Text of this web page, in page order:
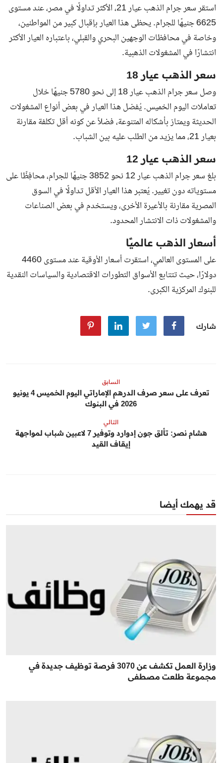
استقر سعر جرام الذهب عيار 21، الأكثر تداولًا في مصر، عند مستوى
6625 جنيهًا للجرام. يحظى هذا العيار بإقبال كبير من المواطنين،
وخاصة في محافظات الوجهين البحري والقبلي، باعتباره العيار الأكثر
انتشارًا في المشغولات الذهبية.
سعر الذهب عيار 18
وصل سعر جرام الذهب عيار 18 إلى نحو 5780 جنيهًا خلال
تعاملات اليوم الخميس. يُفضل هذا العيار في بعض أنواع المشغولات
الحديثة ويمتاز بأشكاله المتنوعة، فضلاً عن كونه أقل تكلفة مقارنة
بعيار 21، مما يزيد من الطلب عليه بين الشباب.
سعر الذهب عيار 12
بلغ سعر جرام الذهب عيار 12 نحو 3852 جنيهًا للجرام، محافِظًا على
مستوياته دون تغيير. يُعتبر هذا العيار الأقل تداولًا في السوق
المصرية مقارنة بالأعيرة الأخرى، ويستخدم في بعض الصناعات
والمشغولات ذات الانتشار المحدود.
أسعار الذهب عالميًا
على المستوى العالمي، استقرت أسعار الأوقية عند مستوى 4460
دولارًا، حيث تتتابع الأسواق التطورات الاقتصادية والسياسات النقدية
للبنوك المركزية الكبرى.
شارك
السابق
تعرف على سعر صرف الدرهم الإماراتي اليوم الخميس 4 يونيو
2026 في البنوك
التالي
هشام نصر: تألق جون إدوارد وتوفير 7 لاعبين شباب لمواجهة
إيقاف القيد
قد يهمك أيضا
وزارة العمل تكشف عن 3070 فرصة توظيف جديدة في
مجموعة طلعت مصطفى